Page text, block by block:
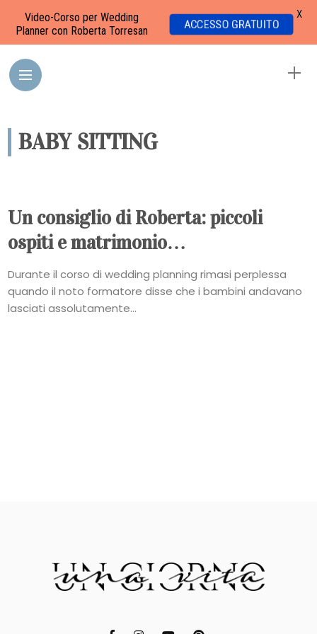
BABY SITTING
Un consiglio di Roberta: piccoli
ospiti e matrimonio…
Durante il corso di wedding planning rimasi perplessa
quando il noto formatore disse che i bambini andavano
lasciati assolutamente...
Video-Corso per Wedding
Planner con Roberta Torresan
ACCESSO GRATUITO
X